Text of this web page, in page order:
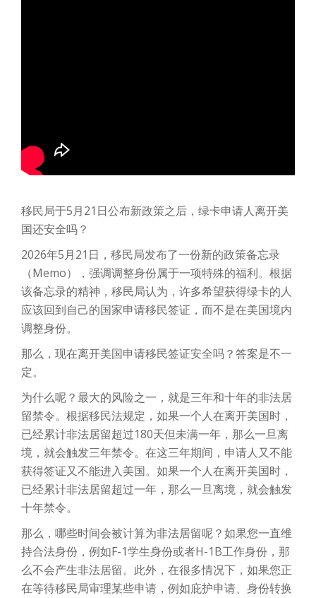
移民局于5月21日公布新政策之后，绿卡申请人离开美
国还安全吗？
2026年5月21日，移民局发布了一份新的政策备忘录
（Memo），强调调整身份属于一项特殊的福利。根据
该备忘录的精神，移民局认为，许多希望获得绿卡的人
应该回到自己的国家申请移民签证，而不是在美国境内
调整身份。
那么，现在离开美国申请移民签证安全吗？答案是不一
定。
为什么呢？最大的风险之一，就是三年和十年的非法居
留禁令。根据移民法规定，如果一个人在离开美国时，
已经累计非法居留超过180天但未满一年，那么一旦离
境，就会触发三年禁令。在这三年期间，申请人又不能
获得签证又不能进入美国。如果一个人在离开美国时，
已经累计非法居留超过一年，那么一旦离境，就会触发
十年禁令。
那么，哪些时间会被计算为非法居留呢？如果您一直维
持合法身份，例如F-1学生身份或者H-1B工作身份，那
么不会产生非法居留。此外，在很多情况下，如果您正
在等待移民局审理某些申请，例如庇护申请、身份转换